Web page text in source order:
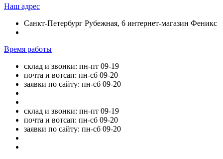
Наш адрес
Санкт-Петербург Рубежная, 6 интернет-магазин Феникс
Время работы
склад и звонки: пн-пт 09-19
почта и вотсап: пн-сб 09-20
заявки по сайту: пн-сб 09-20
склад и звонки: пн-пт 09-19
почта и вотсап: пн-сб 09-20
заявки по сайту: пн-сб 09-20